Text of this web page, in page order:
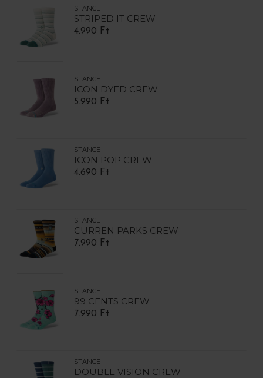
STANCE
STRIPED IT CREW
4.990 Ft
STANCE
ICON DYED CREW
5.990 Ft
STANCE
ICON POP CREW
4.690 Ft
STANCE
CURREN PARKS CREW
7.990 Ft
STANCE
99 CENTS CREW
7.990 Ft
STANCE
DOUBLE VISION CREW